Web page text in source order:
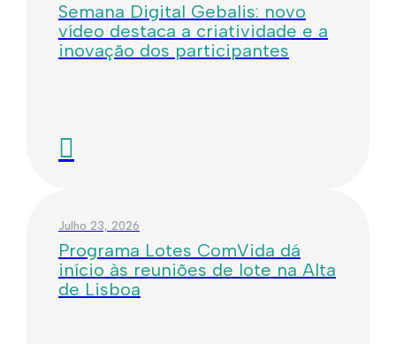
Semana Digital Gebalis: novo
vídeo destaca a criatividade e a
inovação dos participantes
Julho 23, 2026
Programa Lotes ComVida dá
início às reuniões de lote na Alta
de Lisboa